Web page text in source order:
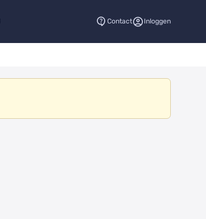
Contact Inloggen